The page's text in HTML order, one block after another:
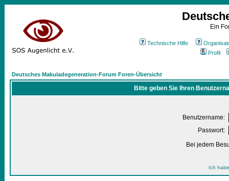
Ein
Technische Hilfe
Profil
Deutsches Makuladegeneration-Forum Foren-Übersicht
Bitte geben Sie Ihren
Benutzername:
Passwort:
Bei jedem
Ich